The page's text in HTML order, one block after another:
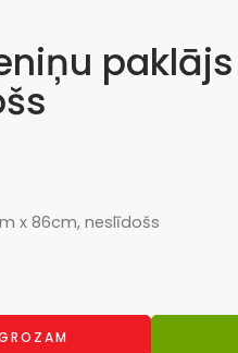
paklājs
x 86cm, neslīdošs